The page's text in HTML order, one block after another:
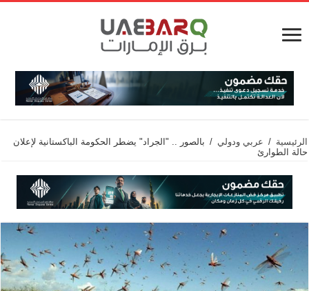
الرئيسية / عربي ودولي / بالصور .. "الجراد" يضطر الحكومة الباكستانية لإعلان
حالة الطوارئ